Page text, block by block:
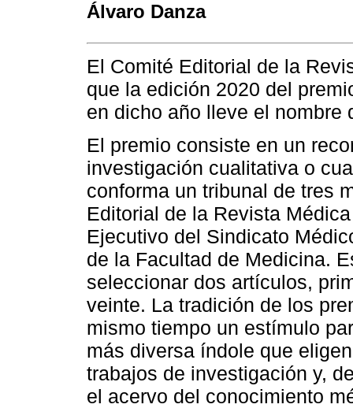
Álvaro Danza
El Comité Editorial de la
que la edición 2020 del
en dicho año lleve el nombre
El premio consiste en un
investigación cualitativa o
conforma un tribunal de tres
Editorial de la Revista
Ejecutivo del Sindicato
de la Facultad de Medicina.
seleccionar dos artículos,
veinte. La tradición de los
mismo tiempo un estímulo
más diversa índole que
trabajos de investigación y,
el acervo del conocimiento